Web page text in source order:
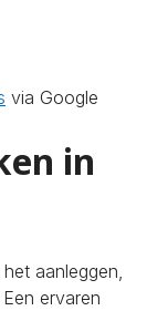
via Google
in
aanleggen,
ervaren